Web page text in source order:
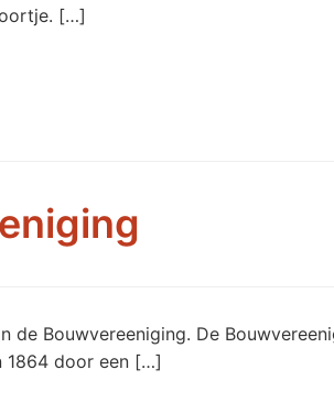
[…]
Bouwvereeniging. De
1864 door een […]